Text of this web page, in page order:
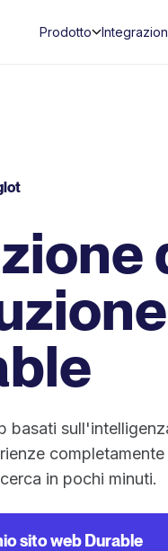
Prodotto
basati
in pochi minuti.
sito web Durable